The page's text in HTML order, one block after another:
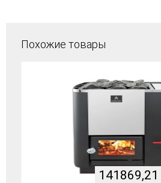
Похожие товары
141869,21